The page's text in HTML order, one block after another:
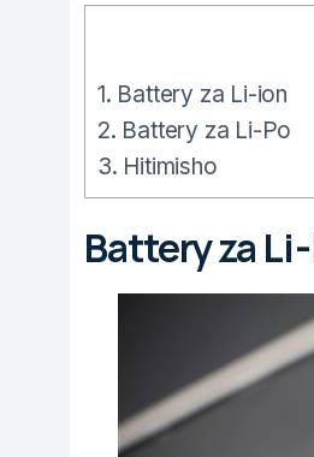
1. Battery za Li-ion
2. Battery za Li-Po
3. Hitimisho
Battery za